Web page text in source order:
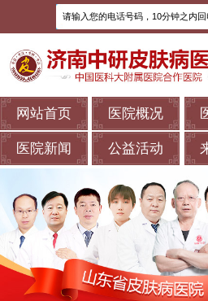
网站首页 医院概况
医院新闻 公益活动